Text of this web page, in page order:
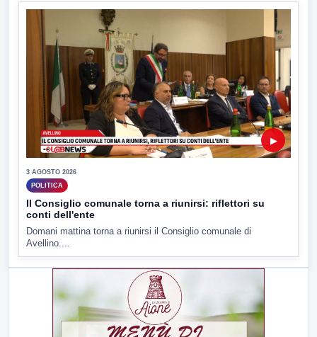
▶
3 AGOSTO 2026
POLITICA
Il Consiglio comunale torna a riunirsi: riflettori su
conti dell'ente
Domani mattina torna a riunirsi il Consiglio comunale di
Avellino....